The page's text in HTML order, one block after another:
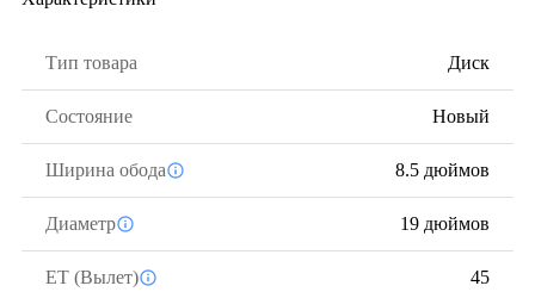
Тип товара Диск
Состояние Новый
Ширина обода 8.5 дюймов
Диаметр 19 дюймов
ЕТ (Вылет) 45